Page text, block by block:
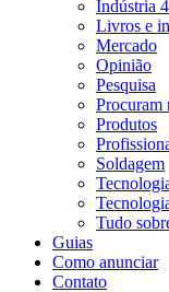
Indústria
Livros e
Mercado
Opinião
Pesquisa
Procuram
Produtos
Soldagem
Tudo
Guias
Como anunciar
Contato